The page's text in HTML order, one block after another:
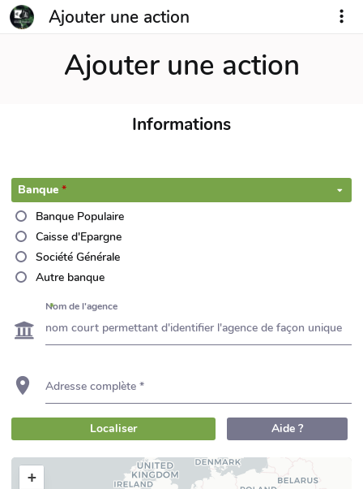
Ajouter une action
Ajouter une action
Informations
Banque
Banque Populaire
Caisse d'Epargne
Société Générale
Autre banque
Nom de l'agence
Adresse complète *
Localiser Aide ?
+